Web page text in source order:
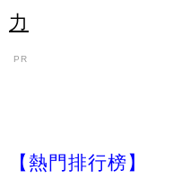
力
PR
【熱門排行榜】